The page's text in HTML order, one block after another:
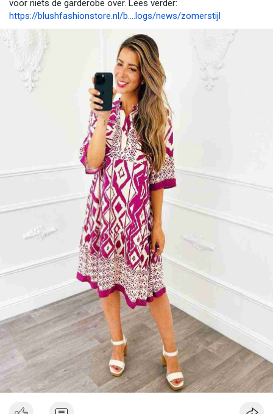
voor niets de garderobe over. Lees verder:
https://blushfashionstore.nl/b....logs/news/zomerstijl